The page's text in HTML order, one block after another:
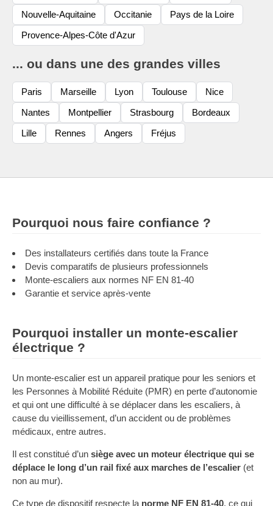
Nouvelle-Aquitaine
Occitanie
Pays de la Loire
Provence-Alpes-Côte d'Azur
... ou dans une des grandes villes
Paris Marseille Lyon Toulouse
Nice
Nantes
Montpellier Strasbourg
Bordeaux
Lille
Rennes Angers Fréjus
Pourquoi nous faire confiance ?
Des installateurs certifiés dans toute la France
Devis comparatifs de plusieurs professionnels
Monte-escaliers aux normes NF EN 81-40
Garantie et service après-vente
Pourquoi installer un monte-escalier
électrique ?
Un monte-escalier est un appareil pratique pour les seniors et
les Personnes à Mobilité Réduite (PMR) en perte d’autonomie
et qui ont une difficulté à se déplacer dans les escaliers, à
cause du vieillissement, d’un accident ou de problèmes
médicaux, entre autres.
Il est constitué d’un siège avec un moteur électrique qui se
déplace le long d’un rail fixé aux marches de l’escalier (et
non au mur).
Ce type de dispositif respecte la norme NF EN 81-40, ce qui